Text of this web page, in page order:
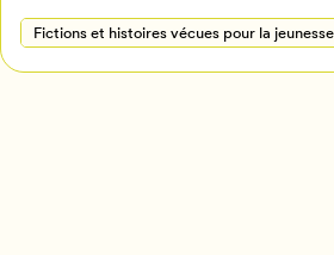
Fictions et histoires vécues pour la jeunesse